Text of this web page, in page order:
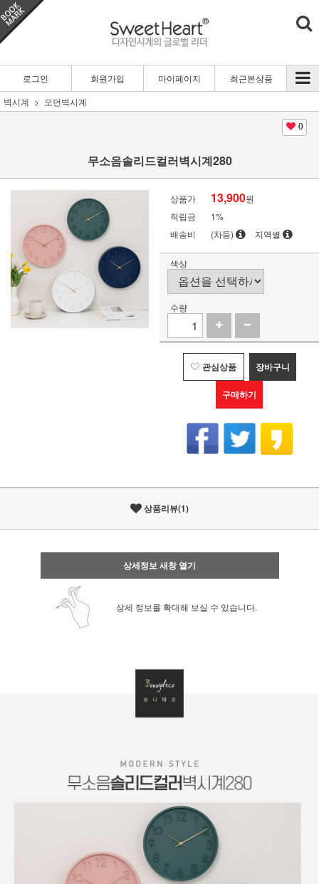
로그인 회원가입 마이페이지
최근본상품
벽시계
모던벽시계
0
무소음솔리드컬러벽시계280
상품가 13,900원
적립금
1%
배송비
(차등) 지역별
색상
수량
관심상품 장바구니
구매하기
상품리뷰(1)
상세정보 새창 열기
상세 정보를 확대해 보실 수 있습니다.